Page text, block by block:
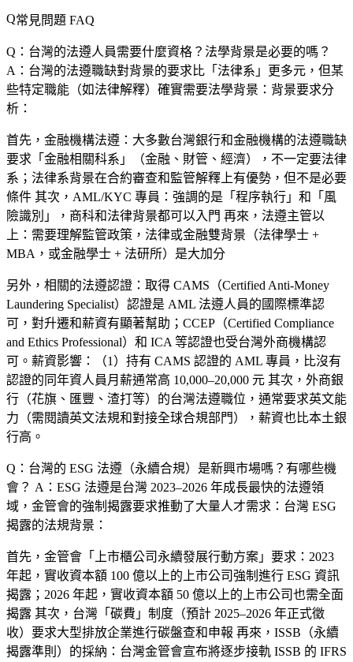
常見問題 FAQ
Q：台灣的法遵人員需要什麼資格？法學背景是必要的嗎？
A：台灣的法遵職缺對背景的要求比「法律系」更多元，但某
些特定職能（如法律解釋）確實需要法學背景：背景要求分
析：
首先， 金融機構法遵 ：大多數台灣銀行和金融機構的法遵職缺
要求「金融相關科系」（金融、財管、經濟），不一定要法律
系；法律系背景在合約審查和監管解釋上有優勢，但不是必要
條件 其次， AML/KYC 專員 ：強調的是「程序執行」和「風
險識別」，商科和法律背景都可以入門 再來， 法遵主管以
上 ：需要理解監管政策，法律或金融雙背景（法律學士 +
MBA，或金融學士 + 法研所）是大加分
另外，相關的法遵認證：取得 CAMS（Certified Anti-Money
Laundering Specialist）認證是 AML 法遵人員的國際標準認
可，對升遷和薪資有顯著幫助；CCEP（Certified Compliance
and Ethics Professional）和 ICA 等認證也受台灣外商機構認
可。薪資影響：（1）持有 CAMS 認證的 AML 專員，比沒有
認證的同年資人員月薪通常高 10,000–20,000 元 其次，外商銀
行（花旗、匯豐、渣打等）的台灣法遵職位，通常要求英文能
力（需閱讀英文法規和對接全球合規部門），薪資也比本土銀
行高。
Q：台灣的 ESG 法遵（永續合規）是新興市場嗎？有哪些機
會？ A：ESG 法遵是台灣 2023–2026 年成長最快的法遵領
域，金管會的強制揭露要求推動了大量人才需求：台灣 ESG
揭露的法規背景：
首先，金管會「上市櫃公司永續發展行動方案」要求：2023
年起，實收資本額 100 億以上的上市公司強制進行 ESG 資訊
揭露；2026 年起，實收資本額 50 億以上的上市公司也需全面
揭露 其次，台灣「碳費」制度（預計 2025–2026 年正式徵
收）要求大型排放企業進行碳盤查和申報 再來，ISSB（永續
揭露準則）的採納：台灣金管會宣布將逐步接軌 ISSB 的 IFRS